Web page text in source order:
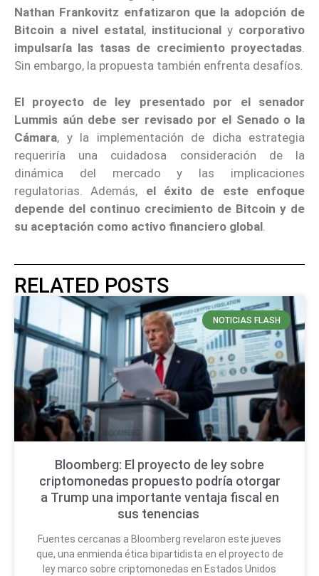
Nathan Frankovitz enfatizaron que la adopción de
Bitcoin a nivel estatal, institucional y corporativo
impulsaría las tasas de crecimiento proyectadas.
Sin embargo, la propuesta también enfrenta desafíos.
El proyecto de ley presentado por el senador
Lummis aún debe ser revisado por el Senado o la
Cámara, y la implementación de dicha estrategia
requeriría una cuidadosa consideración de la
dinámica del mercado y las implicaciones
regulatorias. Además, el éxito de este enfoque
depende del continuo crecimiento de Bitcoin y de
su aceptación como activo financiero global
RELATED POSTS
NOTICIAS FLASH
Bloomberg: El proyecto de ley sobre
criptomonedas propuesto podría otorgar
a Trump una importante ventaja fiscal en
sus tenencias
Fuentes cercanas a Bloomberg revelaron este jueves
que, una enmienda ética bipartidista en el proyecto de
ley marco sobre criptomonedas en Estados Unidos